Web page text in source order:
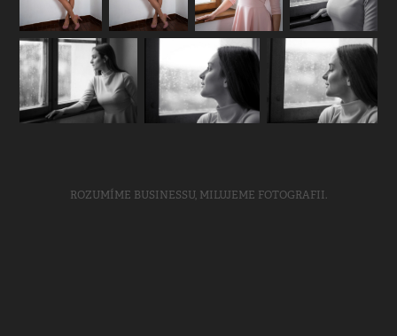
ROZUMÍME BUSINESSU, MILUJEME FOTOGRAFII.